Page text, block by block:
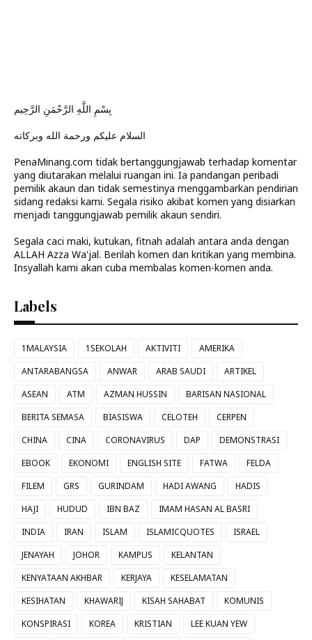
بِسْمِ اللَّهِ الرَّحْمَنِ الرَّحِيم
السلام عليكم ورحمة الله وبركاته
PenaMinang.com tidak bertanggungjawab terhadap komentar
yang diutarakan melalui ruangan ini. Ia pandangan peribadi
pemilik akaun dan tidak semestinya menggambarkan pendirian
sidang redaksi kami. Segala risiko akibat komen yang disiarkan
menjadi tanggungjawab pemilik akaun sendiri.
Segala caci maki, kutukan, fitnah adalah antara anda dengan
ALLAH Azza Wa'jal. Berilah komen dan kritikan yang membina.
Insyallah kami akan cuba membalas komen-komen anda.
Labels
1MALAYSIA 1SEKOLAH AKTIVITI
AMERIKA
ANTARABANGSA
ANWAR ARAB SAUDI
ARTIKEL
ASEAN
ATM AZMAN HUSSIN
BARISAN NASIONAL
BERITA SEMASA
BIASISWA CELOTEH
CERPEN
CHINA
CINA CORONAVIRUS DAP
DEMONSTRASI
EBOOK
EKONOMI ENGLISH SITE FATWA
FELDA
FILEM
GRS GURINDAM HADI AWANG
HADIS
HAJI
HUDUD IBN BAZ
IMAM HASAN AL BASRI
INDIA
IRAN ISLAM ISLAMICQUOTES
ISRAEL
JENAYAH
JOHOR KAMPUS
KELANTAN
KENYATAAN AKHBAR
KERJAYA
KESELAMATAN
KESIHATAN
KHAWARIJ KISAH SAHABAT
KOMUNIS
KONSPIRASI
KOREA KRISTIAN
LEE KUAN YEW